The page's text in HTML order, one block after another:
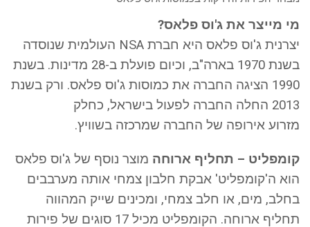
מי מייצר את ג'וס פלאס?
יצרנית ג'וס פלאס היא חברת NSA העולמית שנוסדה
בשנת 1970 בארה"ב, וכיום פועלת ב-28 מדינות. בשנת
1990 הציגה החברה את כמוסות ג'וס פלאס. ורק בשנת
2013 החלה החברה לפעול בישראל, כחלק
מזרוע אירופה של החברה שמרכזה בשוויץ.
קומפליט – תחליף ארוחה מוצר נוסף של ג'וס פלאס
הוא ה'קומפליט' אבקת חלבון צמחי אותה מערבבים
בחלב, מים, או חלב צמחי, ומכינים שייק המהווה
תחליף ארוחה. הקומפליט מכיל 17 סוגים של פירות